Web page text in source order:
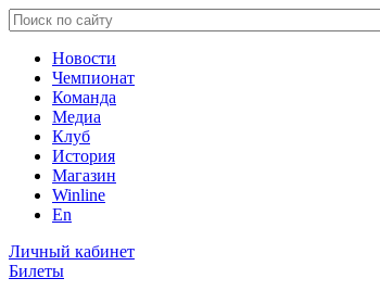
Новости
Чемпионат
Команда
Медиа
Клуб
История
Магазин
Winline
En
Личный кабинет
Билеты